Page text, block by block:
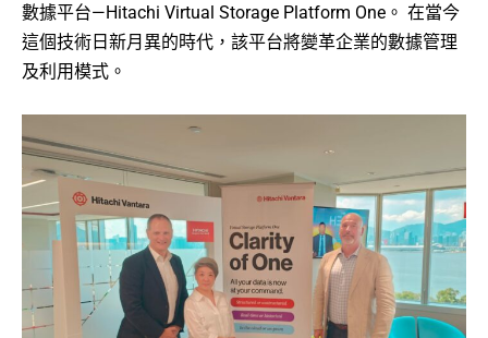
數據平台—Hitachi Virtual Storage Platform One。 在當今
這個技術日新月異的時代，該平台將變革企業的數據管理
及利用模式。